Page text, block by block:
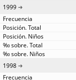
1999
1998